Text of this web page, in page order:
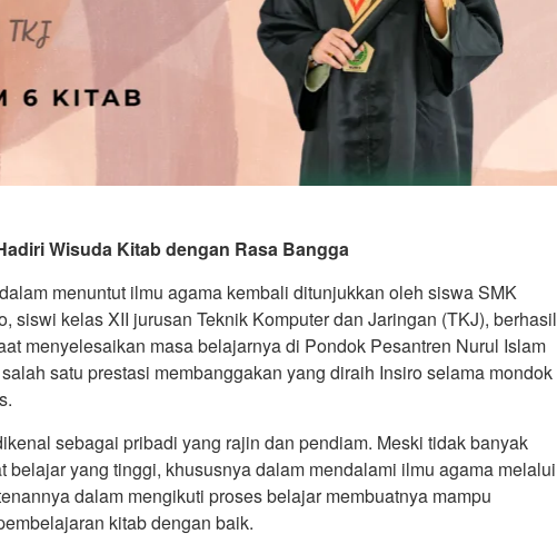
Wisuda Kitab dengan Rasa Bangga
menuntut ilmu agama kembali ditunjukkan oleh siswa SMK
siswi kelas XII jurusan Teknik Komputer dan Jaringan (TKJ), berhasil
menyelesaikan masa belajarnya di Pondok Pesantren Nurul Islam
satu prestasi membanggakan yang diraih Insiro selama mondok
sebagai pribadi yang rajin dan pendiam. Meski tidak banyak
belajar yang tinggi, khususnya dalam mendalami ilmu agama melalui
dalam mengikuti proses belajar membuatnya mampu
kitab dengan baik.